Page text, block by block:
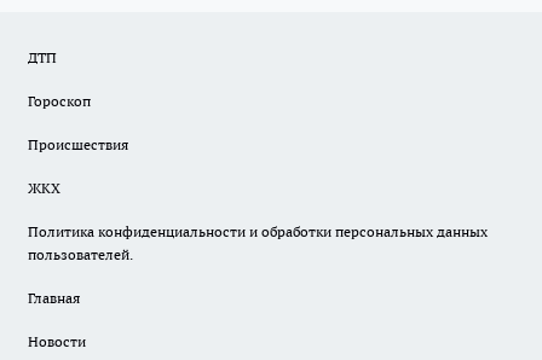
ДТП
Гороскоп
Происшествия
ЖКХ
Политика конфиденциальности и обработки персональных данных
пользователей.
Главная
Новости